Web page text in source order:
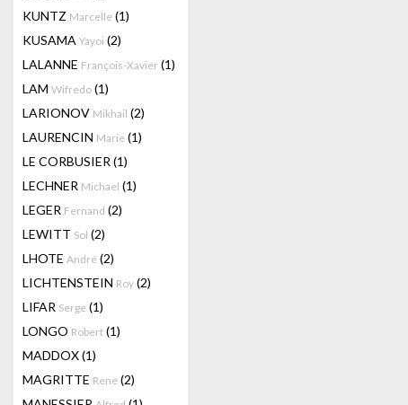
KUNTZ Marcelle (1)
KUSAMA Yayoi (2)
LALANNE François-Xavier (1)
LAM Wifredo (1)
LARIONOV Mikhail (2)
LAURENCIN Marie (1)
LE CORBUSIER (1)
LECHNER Michael (1)
LEGER Fernand (2)
LEWITT Sol (2)
LHOTE André (2)
LICHTENSTEIN Roy (2)
LIFAR Serge (1)
LONGO Robert (1)
MADDOX(1)
MAGRITTE Rene (2)